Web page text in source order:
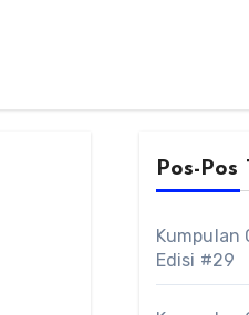
Pos-Pos
Kumpulan
Edisi #29